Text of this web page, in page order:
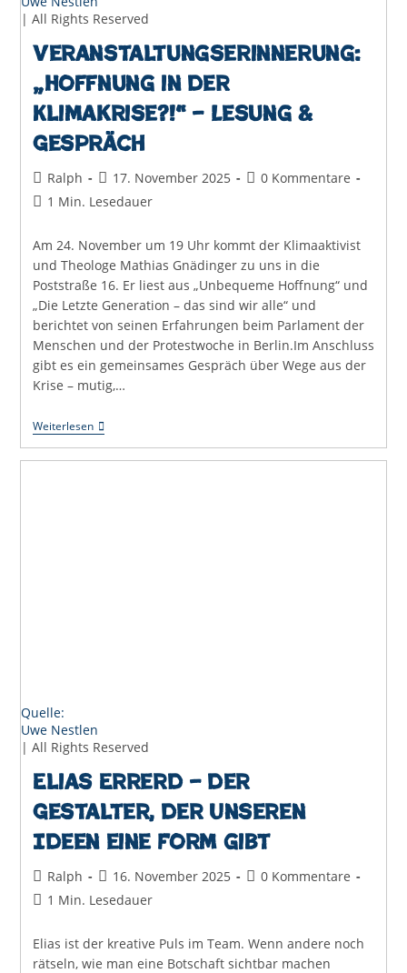
| All Rights Reserved
Veranstaltungserinnerung:
„Hoffnung in der
Klimakrise?!“ – Lesung &
Gespräch
Beitrags-
Autor:
Ralph
Beitrag
veröffentlicht:
17. November 2025
Beitrags-
0 Kommentare
Lesedauer:
1 Min. Lesedauer
Am 24. November um 19 Uhr kommt der Klimaaktivist
und Theologe Mathias Gnädinger zu uns in die
Poststraße 16. Er liest aus „Unbequeme Hoffnung“ und
„Die Letzte Generation – das sind wir alle“ und
berichtet von seinen Erfahrungen beim Parlament der
Menschen und der Protestwoche in Berlin.Im Anschluss
gibt es ein gemeinsames Gespräch über Wege aus der
Krise – mutig,…
WeiterlesenVeranstaltungserinnerung:
„Hoffnung
Quelle:
Uwe Nestlen
| All Rights Reserved
Elias Errerd – der
Gestalter, der Unseren
Ideen eine Form gibt
Beitrags-
Autor:
Ralph
Beitrag
veröffentlicht:
16. November 2025
Beitrags-
0 Kommentare
Lesedauer:
1 Min. Lesedauer
Elias ist der kreative Puls im Team. Wenn andere noch
rätseln, wie man eine Botschaft sichtbar machen